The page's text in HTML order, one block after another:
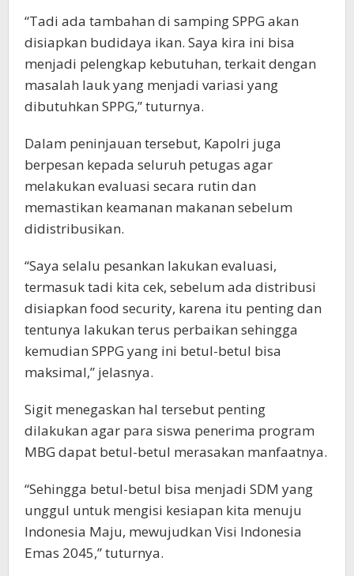
“Tadi ada tambahan di samping SPPG akan
disiapkan budidaya ikan. Saya kira ini bisa
menjadi pelengkap kebutuhan, terkait dengan
masalah lauk yang menjadi variasi yang
dibutuhkan SPPG,” tuturnya.
Dalam peninjauan tersebut, Kapolri juga
berpesan kepada seluruh petugas agar
melakukan evaluasi secara rutin dan
memastikan keamanan makanan sebelum
didistribusikan.
“Saya selalu pesankan lakukan evaluasi,
termasuk tadi kita cek, sebelum ada distribusi
disiapkan food security, karena itu penting dan
tentunya lakukan terus perbaikan sehingga
kemudian SPPG yang ini betul-betul bisa
maksimal,” jelasnya.
Sigit menegaskan hal tersebut penting
dilakukan agar para siswa penerima program
MBG dapat betul-betul merasakan manfaatnya.
“Sehingga betul-betul bisa menjadi SDM yang
unggul untuk mengisi kesiapan kita menuju
Indonesia Maju, mewujudkan Visi Indonesia
Emas 2045,” tuturnya.